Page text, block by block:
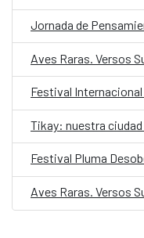
Jornada de
Aves Raras. Versos
Tikay: nuestra
Festival Pluma
Aves Raras. Versos